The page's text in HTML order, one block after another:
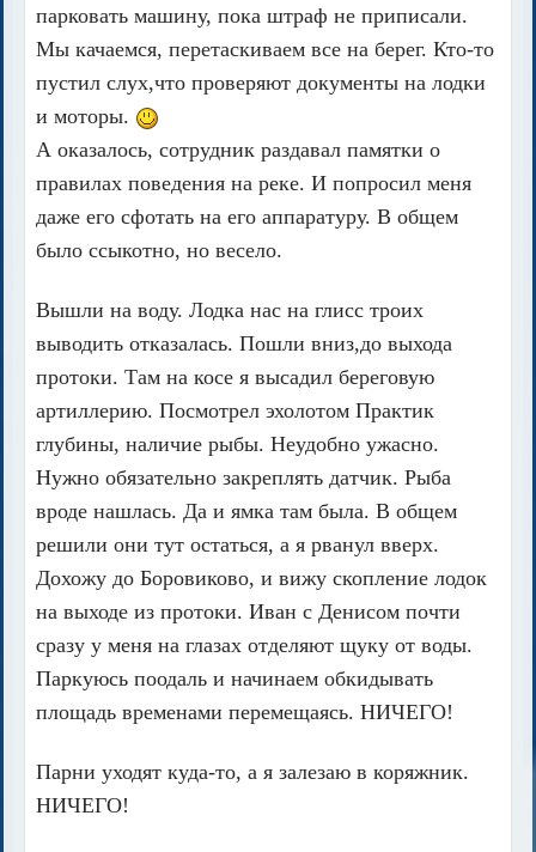
парковать машину, пока штраф не приписали.
Мы качаемся, перетаскиваем все на берег. Кто-то
пустил слух,что проверяют документы на лодки
и моторы.
А оказалось, сотрудник раздавал памятки о
правилах поведения на реке. И попросил меня
даже его сфотать на его аппаратуру. В общем
было ссыкотно, но весело.
Вышли на воду. Лодка нас на глисс троих
выводить отказалась. Пошли вниз,до выхода
протоки. Там на косе я высадил береговую
артиллерию. Посмотрел эхолотом Практик
глубины, наличие рыбы. Неудобно ужасно.
Нужно обязательно закреплять датчик. Рыба
вроде нашлась. Да и ямка там была. В общем
решили они тут остаться, а я рванул вверх.
Дохожу до Боровиково, и вижу скопление лодок
на выходе из протоки. Иван с Денисом почти
сразу у меня на глазах отделяют щуку от воды.
Паркуюсь поодаль и начинаем обкидывать
площадь временами перемещаясь. НИЧЕГО!
Парни уходят куда-то, а я залезаю в коряжник.
НИЧЕГО!